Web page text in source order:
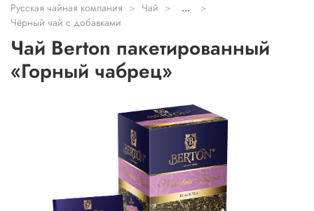
Русская чайная компания Чай
...
Чёрный чай с добавками
Чай Berton пакетированный
«Горный чабрец»